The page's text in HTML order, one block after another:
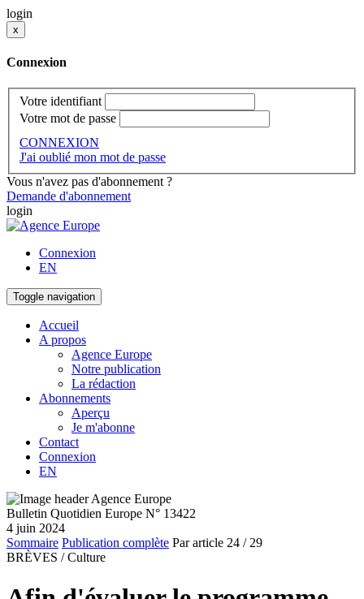
login
x
Connexion
Votre identifiant
Votre mot de passe
CONNEXION
J'ai oublié mon mot de passe
Vous n'avez pas d'abonnement ?
Demande d'abonnement
login
Connexion
EN
Toggle navigation
Accueil
A propos
Agence Europe
Notre publication
La rédaction
Abonnements
Aperçu
Je m'abonne
Contact
Connexion
EN
Bulletin Quotidien Europe N° 13422
4 juin 2024
Sommaire Publication complète Par article 24 / 29
BRÈVES / Culture